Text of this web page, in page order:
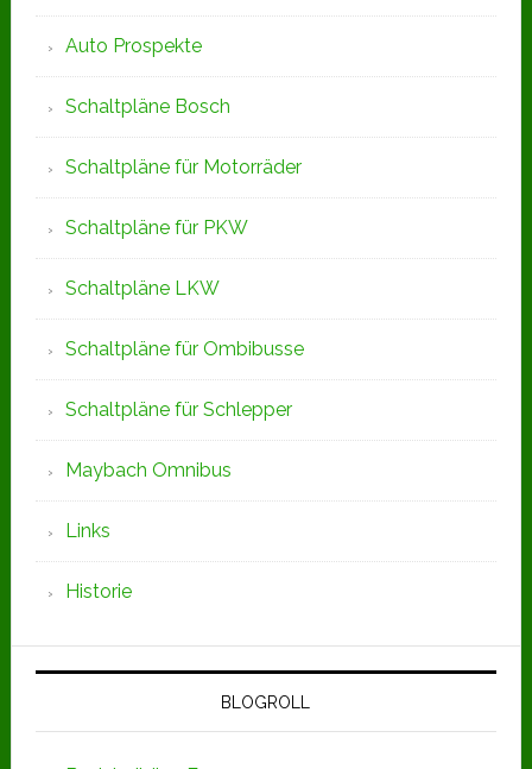
Auto Prospekte
Schaltpläne Bosch
Schaltpläne für Motorräder
Schaltpläne für PKW
Schaltpläne LKW
Schaltpläne für Ombibusse
Schaltpläne für Schlepper
Maybach Omnibus
Links
Historie
BLOGROLL